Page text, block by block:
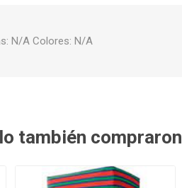
N/A Colores: N/A
también compraron